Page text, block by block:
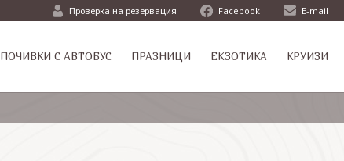
Проверка на резервация Facebook E-mail
ПОЧИВКИ С АВТОБУС ПРАЗНИЦИ ЕКЗОТИКА КРУИЗИ